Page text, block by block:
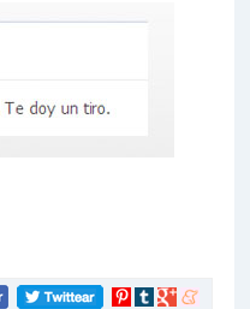
Compartir
Compartir
Compartir
Compartir